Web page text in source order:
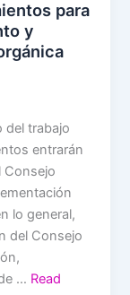
para
y
del trabajo
entrarán
Consejo
lo general,
del Consejo
… Read